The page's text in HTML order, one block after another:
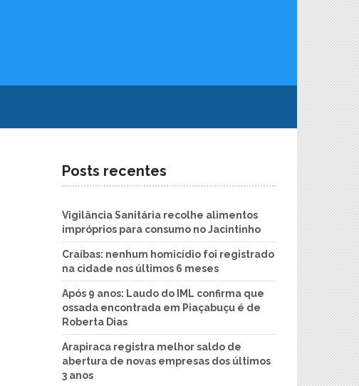
Posts recentes
Vigilância Sanitária recolhe alimentos
impróprios para consumo no Jacintinho
Craíbas: nenhum homicídio foi registrado
na cidade nos últimos 6 meses
Após 9 anos: Laudo do IML confirma que
ossada encontrada em Piaçabuçu é de
Roberta Dias
Arapiraca registra melhor saldo de
abertura de novas empresas dos últimos
3 anos